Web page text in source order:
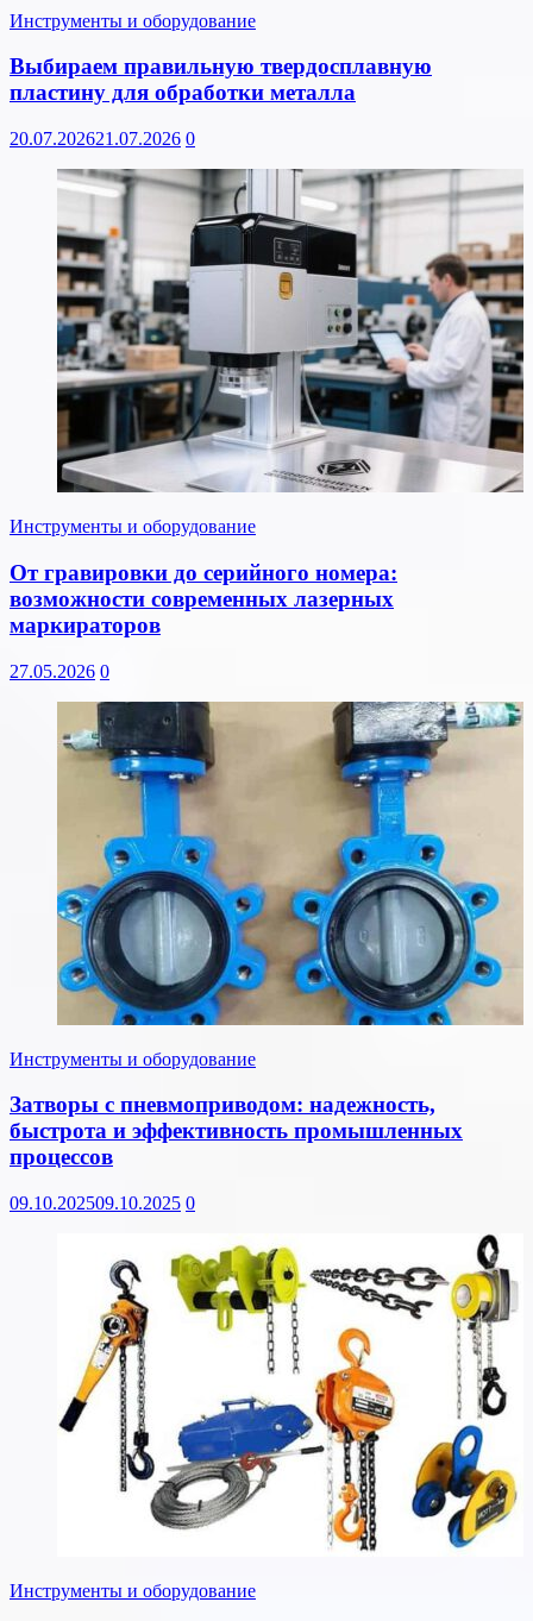
Инструменты и оборудование
Выбираем правильную твердосплавную
пластину для обработки металла
20.07.202621.07.2026 0
Инструменты и оборудование
От гравировки до серийного номера:
возможности современных лазерных
маркираторов
27.05.2026 0
Инструменты и оборудование
Затворы с пневмоприводом: надежность,
быстрота и эффективность промышленных
процессов
09.10.202509.10.2025 0
Инструменты и оборудование